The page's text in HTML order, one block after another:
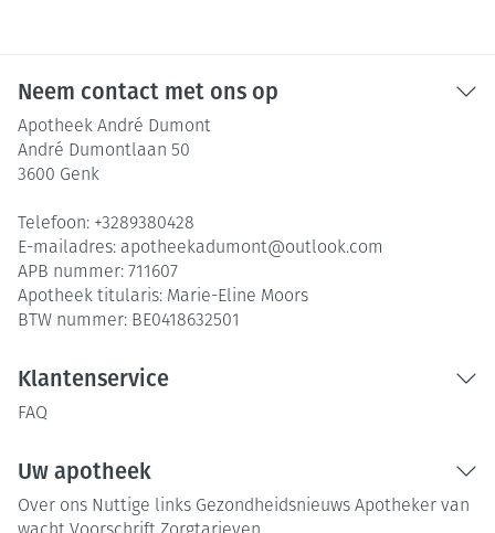
Neem contact met ons op
Apotheek André Dumont
André Dumontlaan 50
3600 Genk
Telefoon: +3289380428
E-mailadres: apotheekadumont@outlook.com
APB nummer: 711607
Apotheek titularis: Marie-Eline Moors
BTW nummer: BE0418632501
Klantenservice
FAQ
Uw apotheek
Over ons Nuttige links Gezondheidsnieuws Apotheker van